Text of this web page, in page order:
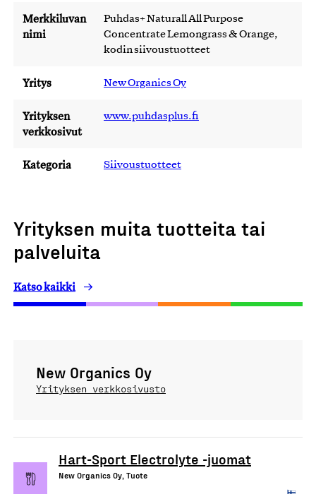
Merkkiluvan
nimi
Puhdas+ Naturall All Purpose
Concentrate Lemongrass & Orange,
kodin siivoustuotteet
Yritys New Organics Oy
Yrityksen
verkkosivut
www.puhdasplus.fi
Kategoria Siivoustuotteet
Yrityksen muita tuotteita tai
palveluita
Katso kaikki
New Organics Oy
Yrityksen verkkosivusto
Hart-Sport Electrolyte -juomat
New Organics Oy, Tuote